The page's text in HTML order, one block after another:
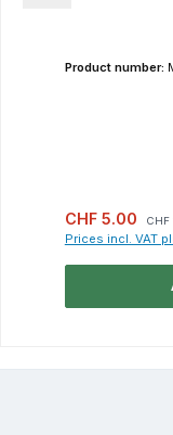
Product number:
Sale price:
CHF 5.00 CHF
Prices incl. VAT